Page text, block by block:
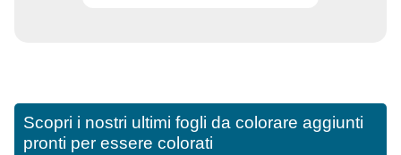
Scopri i nostri ultimi fogli da colorare aggiunti
pronti per essere colorati